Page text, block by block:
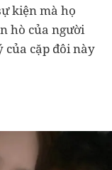
kiện mà họ
hò của người
của cặp đôi này